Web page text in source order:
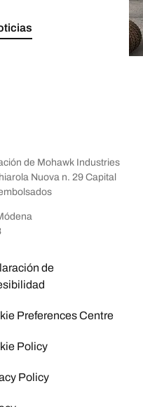
de Mohawk Industries
Nuova n. 29 Capital
de
Preferences Centre
Policy
Policy